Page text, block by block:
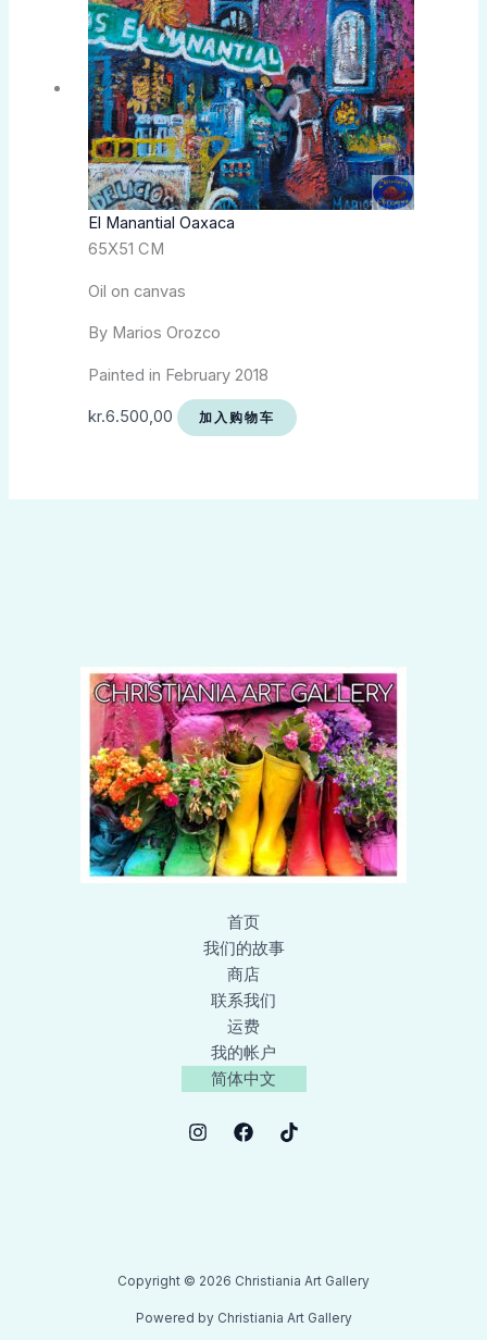
El Manantial Oaxaca
65X51 CM
Oil on canvas
By Marios Orozco
Painted in February 2018
kr.6.500,00 加入购物车
首页
我们的故事
商店
联系我们
运费
我的帐户
简体中文
Copyright © 2026 Christiania Art Gallery
Powered by Christiania Art Gallery